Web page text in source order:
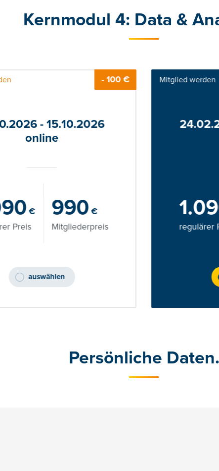
Kernmodul 4: Data &
- 100 €
- 15.10.2026
online
€
Preis
990 €
Mitgliederpreis
auswählen
Mitglied werden
regulärer
Persönliche Daten.